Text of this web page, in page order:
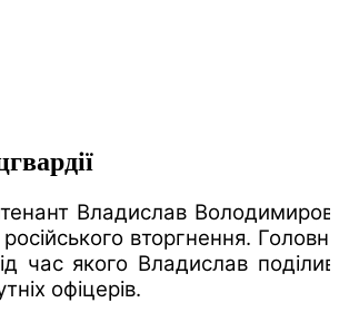
Владислав
вторгнення.
час якого Владислав
офіцерів.